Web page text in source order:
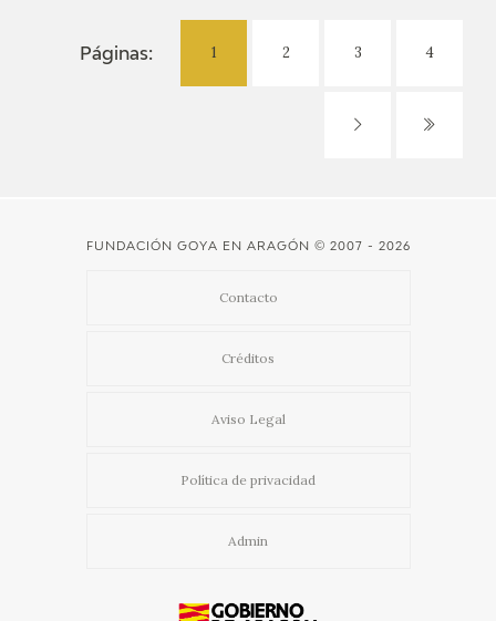
Páginas: 1 2 3 4
FUNDACIÓN GOYA EN ARAGÓN © 2007 - 2026
Contacto
Créditos
Aviso Legal
Política de privacidad
Admin